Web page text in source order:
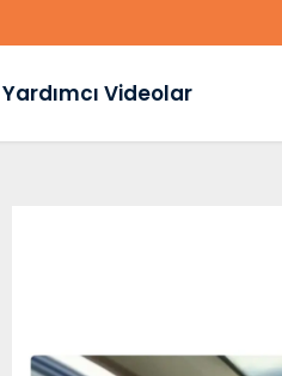
Yardımcı Videolar